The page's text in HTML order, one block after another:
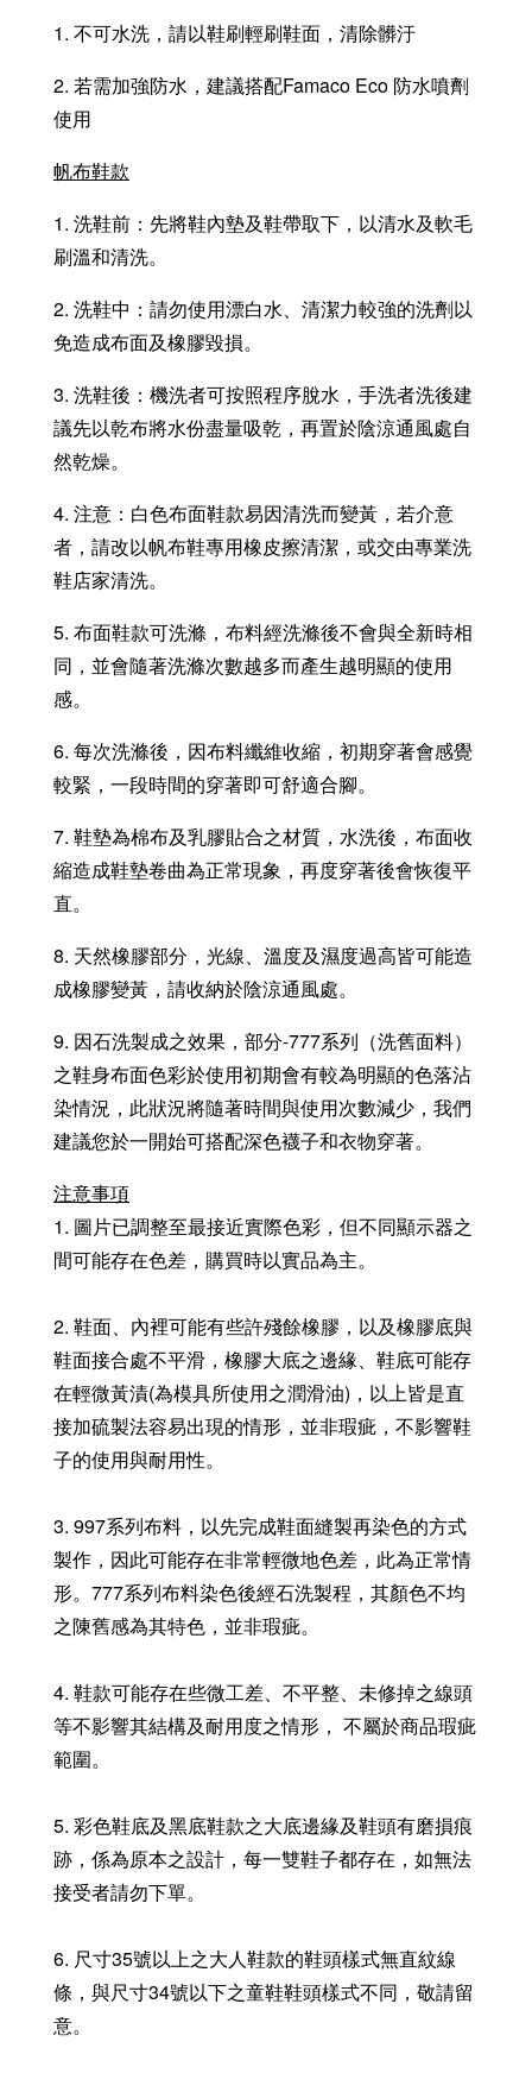
1. 不可水洗，請以鞋刷輕刷鞋面，清除髒汙
2. 若需加強防水，建議搭配Famaco Eco 防水噴劑
使用
帆布鞋款
1. 洗鞋前：先將鞋內墊及鞋帶取下，以清水及軟毛
刷溫和清洗。
2. 洗鞋中：請勿使用漂白水、清潔力較強的洗劑以
免造成布面及橡膠毀損。
3. 洗鞋後：機洗者可按照程序脫水，手洗者洗後建
議先以乾布將水份盡量吸乾，再置於陰涼通風處自
然乾燥。
4. 注意：白色布面鞋款易因清洗而變黃，若介意
者，請改以帆布鞋專用橡皮擦清潔，或交由專業洗
鞋店家清洗。
5. 布面鞋款可洗滌，布料經洗滌後不會與全新時相
同，並會隨著洗滌次數越多而產生越明顯的使用
感。
6. 每次洗滌後，因布料纖維收縮，初期穿著會感覺
較緊，一段時間的穿著即可舒適合腳。
7. 鞋墊為棉布及乳膠貼合之材質，水洗後，布面收
縮造成鞋墊卷曲為正常現象，再度穿著後會恢復平
直。
8. 天然橡膠部分，光線、溫度及濕度過高皆可能造
成橡膠變黃，請收納於陰涼通風處。
9. 因石洗製成之效果，部分-777系列（洗舊面料）
之鞋身布面色彩於使用初期會有較為明顯的色落沾
染情況，此狀況將隨著時間與使用次數減少，我們
建議您於一開始可搭配深色襪子和衣物穿著。
注意事項
1. 圖片已調整至最接近實際色彩，但不同顯示器之
間可能存在色差，購買時以實品為主。
2. 鞋面、內裡可能有些許殘餘橡膠，以及橡膠底與
鞋面接合處不平滑，橡膠大底之邊緣、鞋底可能存
在輕微黃漬(為模具所使用之潤滑油)，以上皆是直
接加硫製法容易出現的情形，並非瑕疵，不影響鞋
子的使用與耐用性。
3. 997系列布料，以先完成鞋面縫製再染色的方式
製作，因此可能存在非常輕微地色差，此為正常情
形。777系列布料染色後經石洗製程，其顏色不均
之陳舊感為其特色，並非瑕疵。
4. 鞋款可能存在些微工差、不平整、未修掉之線頭
等不影響其結構及耐用度之情形， 不屬於商品瑕疵
範圍。
5. 彩色鞋底及黑底鞋款之大底邊緣及鞋頭有磨損痕
跡，係為原本之設計，每一雙鞋子都存在，如無法
接受者請勿下單。
6. 尺寸35號以上之大人鞋款的鞋頭樣式無直紋線
條，與尺寸34號以下之童鞋鞋頭樣式不同，敬請留
意。